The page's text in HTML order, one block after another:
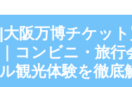
大阪万博チケッ
コンビニ・旅行
観光体験を徹底